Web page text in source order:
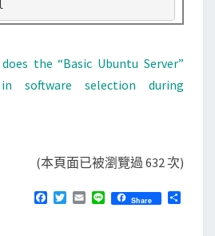
the “Basic Ubuntu Server”
software selection during
(本頁面已被瀏覽過 632 次)
T
E
Share